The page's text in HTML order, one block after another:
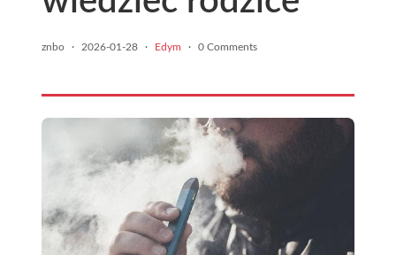
znbo · 2026-01-28 · Edym · 0 Comments